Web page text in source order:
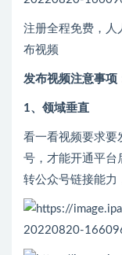
注册全程免费，人
布视频
发布视频注意事项
1、领域垂直
看一看视频要求要
号，才能开通平台
转公众号链接能力